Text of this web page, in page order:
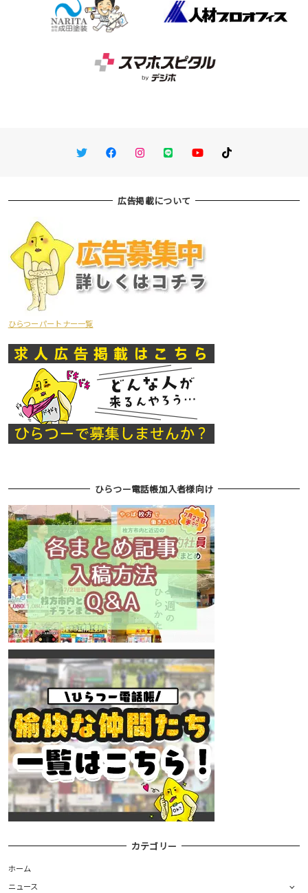
TwitterFacebookInstagram
LINE You TubeTikTok
広告掲載について
ひらつーパートナー一覧
ひらつー電話帳加入者様向け
カテゴリー
ホーム
ニュース